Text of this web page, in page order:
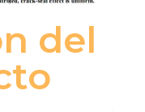
del